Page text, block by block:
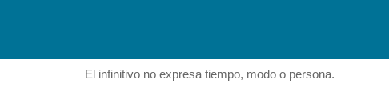
El infinitivo no expresa tiempo, modo o persona.